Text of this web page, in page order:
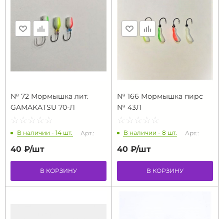
№ 72 Мормышка лит.
GAMAKATSU 70-Л
☆ ☆ ☆ ☆ ☆
★ ★ ★ ★ ★
В наличии - 14 шт. Арт.:
40 ₽/шт
В КОРЗИНУ
№ 166 Мормышка пирс
№ 43Л
☆ ☆ ☆ ☆ ☆
★ ★ ★ ★ ★
В наличии - 8 шт. Арт.:
40 ₽/шт
В КОРЗИНУ